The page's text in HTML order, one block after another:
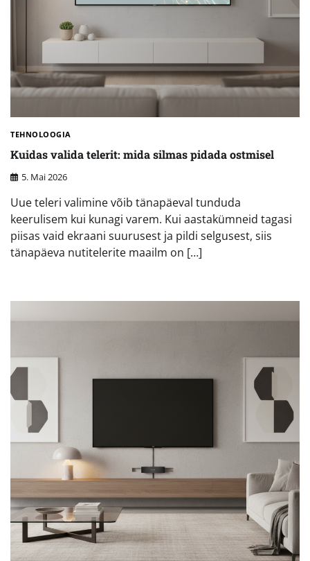
TEHNOLOOGIA
Kuidas valida telerit: mida silmas pidada ostmisel
5. Mai 2026
Uue teleri valimine võib tänapäeval tunduda
keerulisem kui kunagi varem. Kui aastakümneid tagasi
piisas vaid ekraani suurusest ja pildi selgusest, siis
tänapäeva nutitelerite maailm on […]